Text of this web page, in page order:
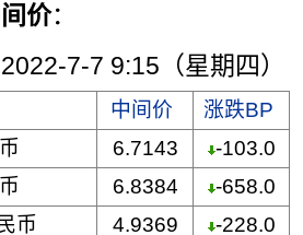
价：
7-7 9:15（星期四）
中间价
涨跌BP
6.7143
-103.0
6.8384
-658.0
币 4.9369
-228.0